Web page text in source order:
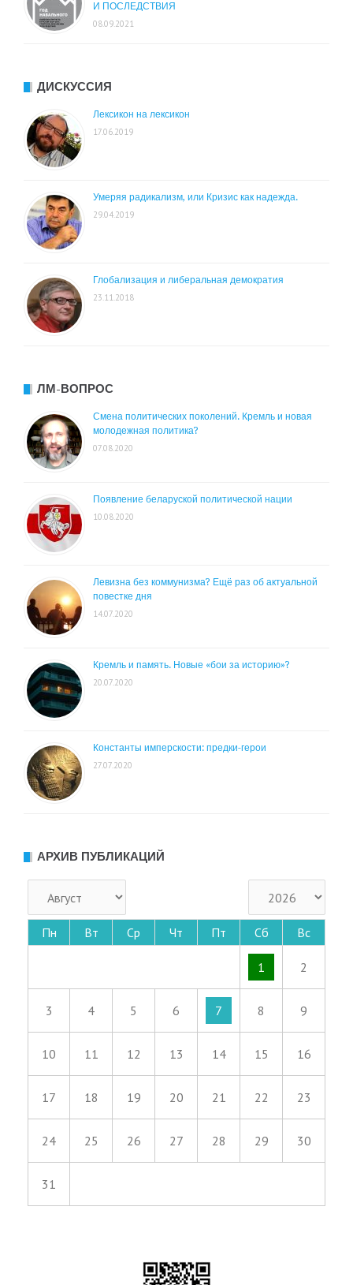
И ПОСЛЕДСТВИЯ
08.09.2021
ДИСКУССИЯ
Лексикон на лексикон
17.06.2019
Умеряя радикализм, или Кризис как надежда.
29.04.2019
Глобализация и либеральная демократия
23.11.2018
ЛМ-ВОПРОС
Смена политических поколений. Кремль и новая
молодежная политика?
07.08.2020
Появление беларуской политической нации
10.08.2020
Левизна без коммунизма? Ещё раз об актуальной
повестке дня
14.07.2020
Кремль и память. Новые «бои за историю»?
20.07.2020
Константы имперскости: предки-герои
27.07.2020
АРХИВ ПУБЛИКАЦИЙ
Пн Вт Ср Чт Пт Сб Вс
1 2
3 4 5 6 7 8 9
10 11 12 13 14 15 16
17 18 19 20 21 22 23
24 25 26 27 28 29 30
31